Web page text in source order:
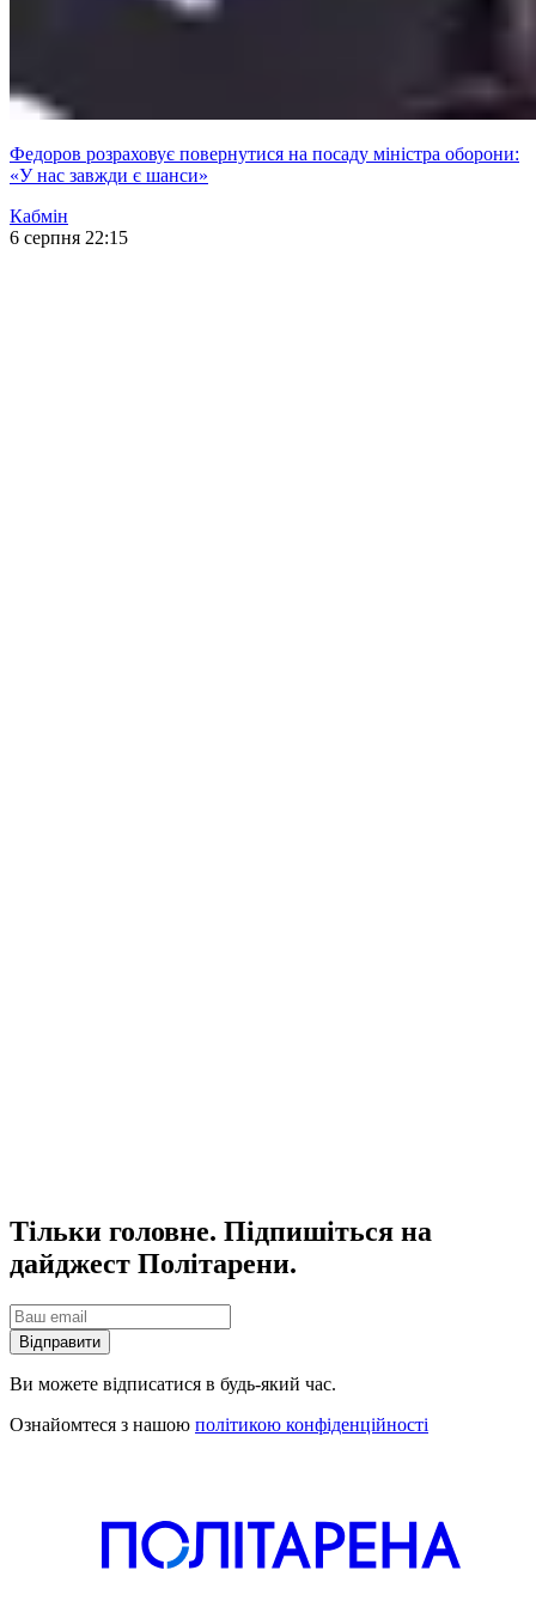
Федоров розраховує повернутися на посаду міністра оборони:
«У нас завжди є шанси»
Кабмін
6 серпня 22:15
Тільки головне. Підпишіться на
дайджест Політарени.
Відправити
Ви можете відписатися в будь-який час.
Ознайомтеся з нашою політикою конфіденційності